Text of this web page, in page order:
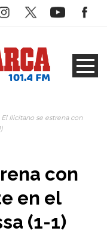
El Ilicitano se estrena con
con
en el
(1-1)